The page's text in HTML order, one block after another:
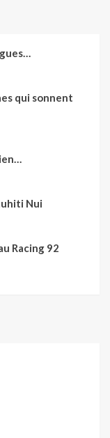
qui sonnent
Nui
Racing 92